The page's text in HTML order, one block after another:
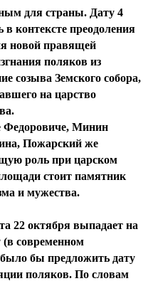
для страны. Дату 4
в контексте преодоления
новой правящей
поляков из
созыва Земского собора,
на царство
Минин
Пожарский же
роль при царском
стоит памятник
и мужества.
22 октября выпадает на
(в современном
бы предложить дату
поляков. По словам